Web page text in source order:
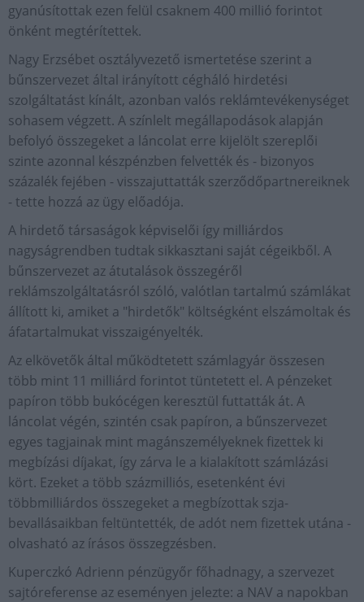
gyanúsítottak ezen felül csaknem 400 millió forintot
önként megtérítettek.
Nagy Erzsébet osztályvezető ismertetése szerint a
bűnszervezet által irányított cégháló hirdetési
szolgáltatást kínált, azonban valós reklámtevékenységet
sohasem végzett. A színlelt megállapodások alapján
befolyó összegeket a láncolat erre kijelölt szereplői
szinte azonnal készpénzben felvették és - bizonyos
százalék fejében - visszajuttatták szerződőpartnereiknek
- tette hozzá az ügy előadója.
A hirdető társaságok képviselői így milliárdos
nagyságrendben tudtak sikkasztani saját cégeikből. A
bűnszervezet az átutalások összegéről
reklámszolgáltatásról szóló, valótlan tartalmú számlákat
állított ki, amiket a "hirdetők" költségként elszámoltak és
áfatartalmukat visszaigényelték.
Az elkövetők által működtetett számlagyár összesen
több mint 11 milliárd forintot tüntetett el. A pénzeket
papíron több bukócégen keresztül futtatták át. A
láncolat végén, szintén csak papíron, a bűnszervezet
egyes tagjainak mint magánszemélyeknek fizettek ki
megbízási díjakat, így zárva le a kialakított számlázási
kört. Ezeket a több százmilliós, esetenként évi
többmilliárdos összegeket a megbízottak szja-
bevallásaikban feltüntették, de adót nem fizettek utána -
olvasható az írásos összegzésben.
Kuperczkó Adrienn pénzügyőr főhadnagy, a szervezet
sajtóreferense az eseményen jelezte: a NAV a napokban